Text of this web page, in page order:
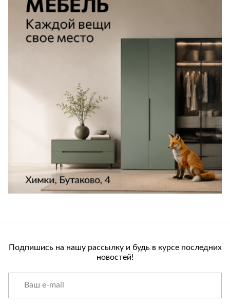
Подпишись на нашу рассылку и будь в курсе последних
новостей!